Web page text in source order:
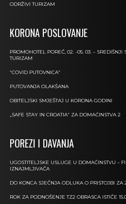
ODRŽIVI TURIZAM
KORONA POSLOVANJE
PROMOHOTEL POREČ, 02. -05. 03. –
TURIZAM
“COVID PUTOVNICA”
PUTOVANJA OLAKŠANA
OBITELJSKI SMJEŠTAJ U KORONA GODINI
„SAFE STAY IN CROATIA“ ZA DOMAĆINSTVA 2
POREZI I DAVANJA
UGOSTITELJSKE USLUGE U DOMAĆINSTVU –
IZNAJMLJIVAČA
DO KONCA SJEČNJA ODLUKA O PRISTOJBI ZA
ROK ZA PODNOŠENJE TZ2 OBRASCA ISTIČE